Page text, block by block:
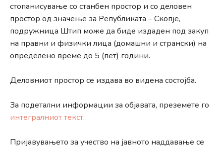
стопанисување со станбен простор и со деловен
простор од значење за Републиката – Скопје,
подружница Штип може да биде издаден под закуп
на правни и физички лица (домашни и странски) на
определено време до 5 (пет) години.
Деловниот простор се издава во видена состојба.
За подетални информации за објавата, преземете го
интегралниот текст.
Пријавувањето за учество на јавното наддавање се